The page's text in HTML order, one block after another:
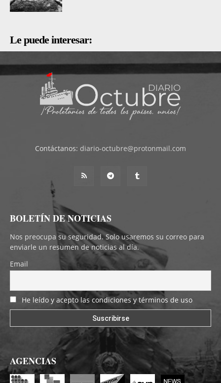
Le puede interesar:
Contáctanos: diario-octubre@protonmail.com
BOLETÍN DE NOTICIAS
Nos preocupa su seguridad. Solo usaremos su correo para
enviarle un resumen de noticias al día.
Email
He leído y acepto las condiciones y términos de uso
AGENCIAS